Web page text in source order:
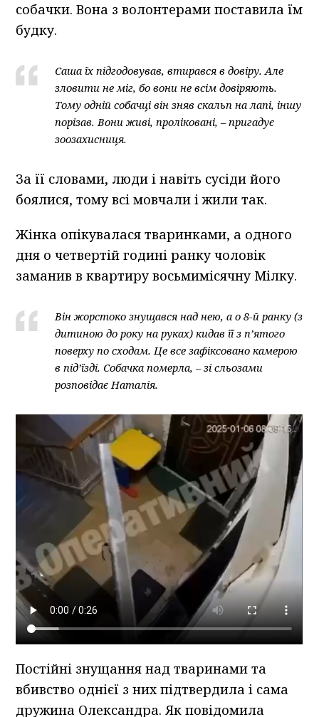
собачки. Вона з волонтерами поставила їм
будку.
Саша їх підгодовував, втирався в довіру. Але
зловити не міг, бо вони не всім довіряють.
Тому одній собачці він зняв скальп на лапі, іншу
порізав. Вони живі, проліковані, – пригадує
зоозахисниця.
За її словами, люди і навіть сусіди його
боялися, тому всі мовчали і жили так.
Жінка опікувалася тваринками, а одного
дня о четвертій годині ранку чоловік
заманив в квартиру восьмимісячну Мілку.
Він жорстоко знущався над нею, а о 8-й ранку (з
дитиною до року на руках) кидав її з п’ятого
поверху по сходам. Це все зафіксовано камерою
в під’їзді. Собачка померла, – зі сльозами
розповідає Наталія.
Постійні знущання над тваринами та
вбивство однієї з них підтвердила і сама
дружина Олександра. Як повідомила